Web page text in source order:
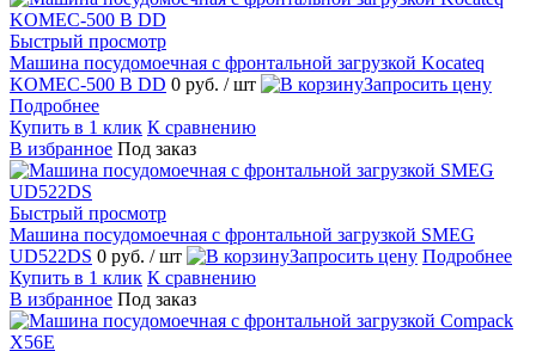
Быстрый просмотр
Машина посудомоечная с фронтальной загрузкой Kocateq
KOMEC-500 B DD 0 руб. / шт
Запросить цену
Подробнее
Купить в 1 клик К сравнению
В избранное Под заказ
Быстрый просмотр
Машина посудомоечная с фронтальной загрузкой SMEG
UD522DS 0 руб. / шт Запросить цену Подробнее
Купить в 1 клик К сравнению
В избранное Под заказ